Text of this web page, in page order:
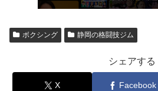
ボクシング 静岡の格闘技ジム
シェアする
X Facebook